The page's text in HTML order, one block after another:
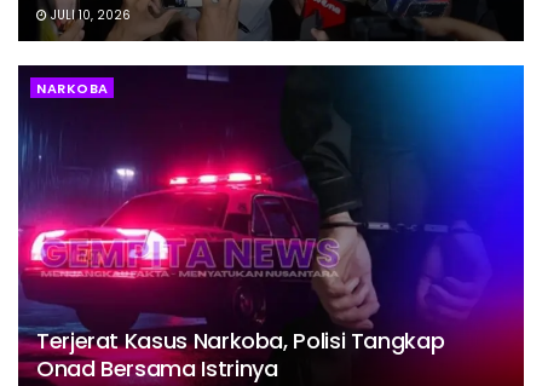
JULI 10, 2026
NARKOBA
Terjerat Kasus Narkoba, Polisi Tangkap
Onad Bersama Istrinya